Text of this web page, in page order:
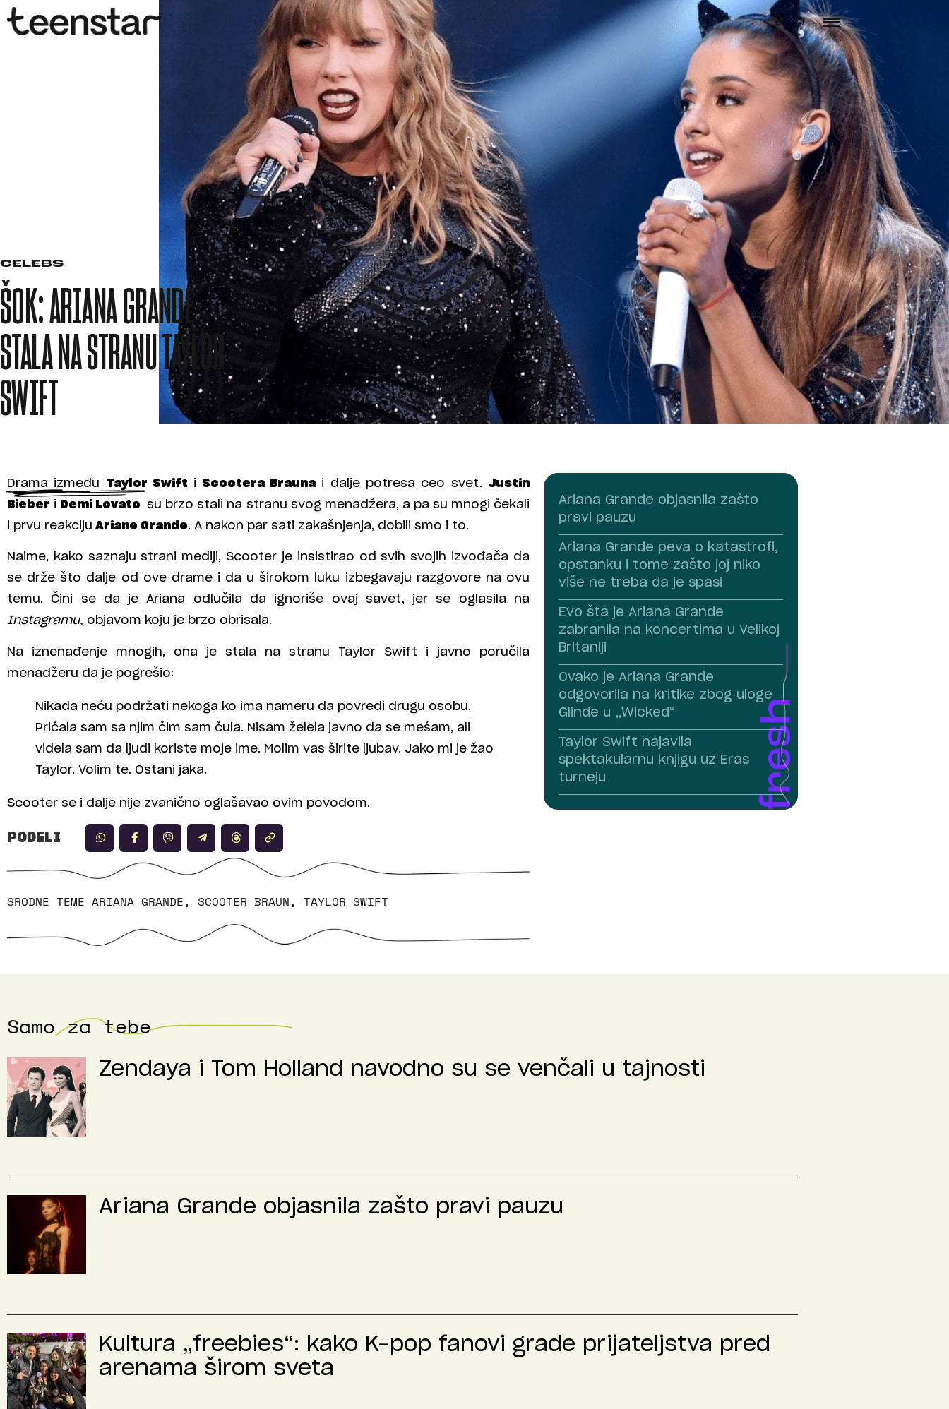
CELEBS
ŠOK: ARIANA GRANDE
STALA NA STRANU TAYLOR
SWIFT
Drama između Taylor Swift i Scootera Brauna i dalje potresa ceo svet. Justin
Bieber i Demi Lovato su brzo stali na stranu svog menadžera, a pa su mnogi čekali
i prvu reakciju Ariane Grande. A nakon par sati zakašnjenja, dobili smo i to.
Naime, kako saznaju strani mediji, Scooter je insistirao od svih svojih izvođača da
se drže što dalje od ove drame i da u širokom luku izbegavaju razgovore na ovu
temu. Čini se da je Ariana odlučila da ignoriše ovaj savet, jer se oglasila na
Instagramu, objavom koju je brzo obrisala.
Na iznenađenje mnogih, ona je stala na stranu Taylor Swift i javno poručila
menadžeru da je pogrešio:
Nikada neću podržati nekoga ko ima nameru da povredi drugu osobu.
Pričala sam sa njim čim sam čula. Nisam želela javno da se mešam, ali
videla sam da ljudi koriste moje ime. Molim vas širite ljubav. Jako mi je žao
Taylor. Volim te. Ostani jaka.
Scooter se i dalje nije zvanično oglašavao ovim povodom.
PODELI
SRODNE TEME ARIANA GRANDE, SCOOTER BRAUN, TAYLOR SWIFT
Ariana Grande objasnila zašto
pravi pauzu
Ariana Grande peva o katastrofi,
opstanku i tome zašto joj niko
više ne treba da je spasi
Evo šta je Ariana Grande
zabranila na koncertima u Velikoj
Britaniji
Ovako je Ariana Grande
odgovorila na kritike zbog uloge
Glinde u „Wicked“
Taylor Swift najavila
spektakularnu knjigu uz Eras
turneju
Samo za tebe
Zendaya i Tom Holland navodno su se venčali u tajnosti
Ariana Grande objasnila zašto pravi pauzu
Kultura „freebies“: kako K-pop fanovi grade prijateljstva pred
arenama širom sveta